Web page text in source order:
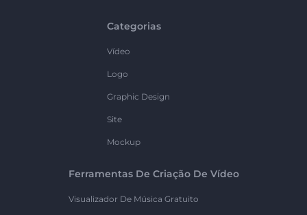
Categorias
Vídeo
Logo
Graphic Design
Site
Mockup
Ferramentas De Criação De Vídeo
Visualizador De Música Gratuito